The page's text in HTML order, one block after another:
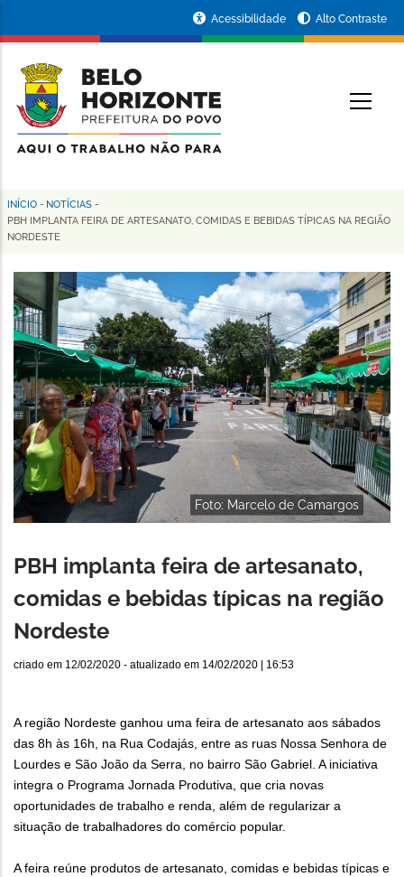
conteúdo
principal
da
Prefeitura
de
Horizonte
Acessibilidade Alto Contraste
Trilha
de
navegação
INÍCIO - NOTÍCIAS -
PBH IMPLANTA FEIRA DE ARTESANATO, COMIDAS E BEBIDAS TÍPICAS NA REGIÃO
NORDESTE
Foto: Marcelo de Camargos
PBH implanta feira de artesanato,
comidas e bebidas típicas na região
Nordeste
criado em 12/02/2020 - atualizado em 14/02/2020 | 16:53
A região Nordeste ganhou uma feira de artesanato aos sábados
das 8h às 16h, na Rua Codajás, entre as ruas Nossa Senhora de
Lourdes e São João da Serra, no bairro São Gabriel. A iniciativa
integra o Programa Jornada Produtiva, que cria novas
oportunidades de trabalho e renda, além de regularizar a
situação de trabalhadores do comércio popular.
A feira reúne produtos de artesanato, comidas e bebidas típicas e